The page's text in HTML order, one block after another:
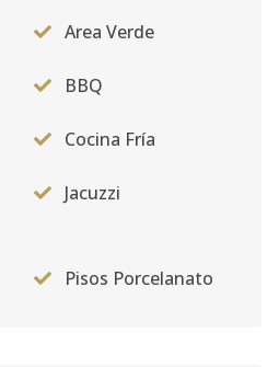
Area Verde
BBQ
Cocina Fría
Jacuzzi
Pisos Porcelanato